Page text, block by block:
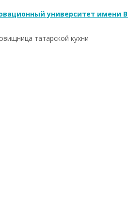
университет имени
татарской кухни